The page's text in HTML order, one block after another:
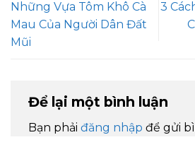
Những Vựa Tôm Khô Cà
Mau Của Người Dân Đất
Mũi
3
Để lại một bình luận
Bạn phải đăng nhập để gửi